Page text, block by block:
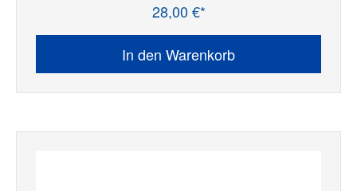
28,00 €*
In den Warenkorb